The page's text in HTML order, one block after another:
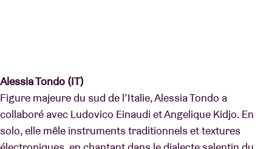
Alessia Tondo (IT)
Figure majeure du sud de l’Italie, Alessia Tondo a
collaboré avec Ludovico Einaudi et Angelique Kidjo. En
solo, elle mêle instruments traditionnels et textures